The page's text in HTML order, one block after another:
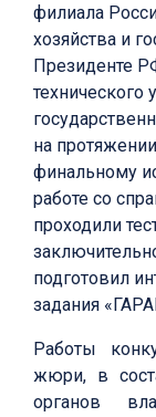
филиала
хозяйства и
Президенте
технического
на
финальному
работе со
проходили
подготовил
задания
Работы
жюри, в
органов